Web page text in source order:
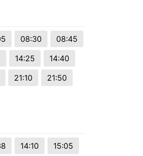
08:30
08:45
14:25
14:40
21:10
21:50
14:10
15:05